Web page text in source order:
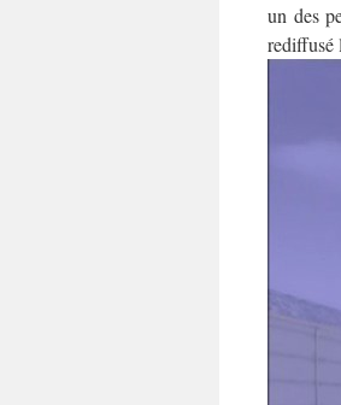
un des
rediffusé